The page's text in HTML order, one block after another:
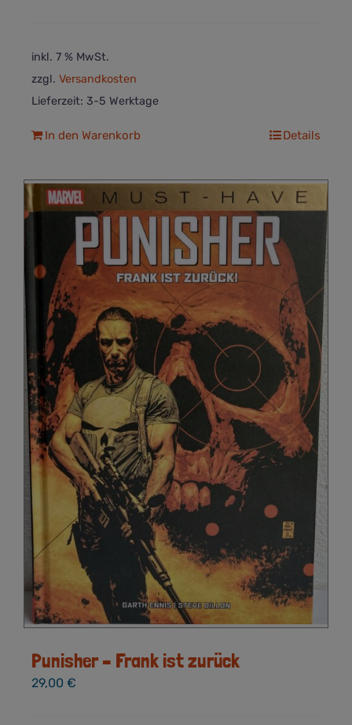
inkl. 7 % MwSt.
zzgl. Versandkosten
Lieferzeit: 3-5 Werktage
In den Warenkorb Details
Punisher – Frank ist zurück
29,00 €